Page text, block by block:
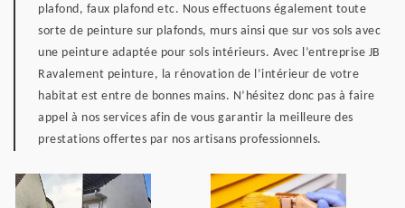
plafond, faux plafond etc. Nous effectuons également toute
sorte de peinture sur plafonds, murs ainsi que sur vos sols avec
une peinture adaptée pour sols intérieurs. Avec l’entreprise JB
Ravalement peinture, la rénovation de l’intérieur de votre
habitat est entre de bonnes mains. N’hésitez donc pas à faire
appel à nos services afin de vous garantir la meilleure des
prestations offertes par nos artisans professionnels.